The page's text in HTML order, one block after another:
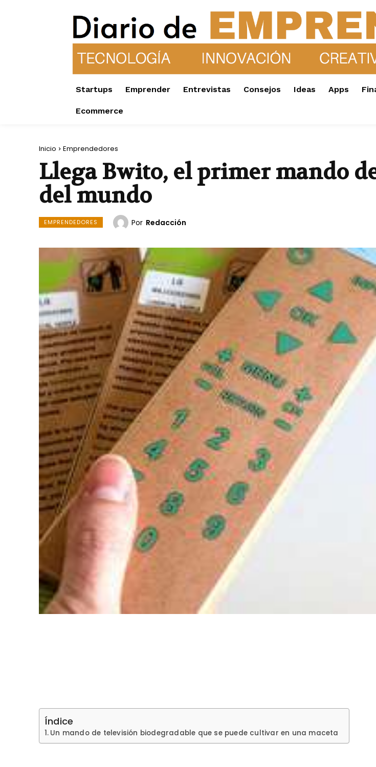
Startups Emprender Entrevistas Consejos Ideas Apps
Ecommerce
Inicio Emprendedores
Llega Bwito, el primer mando
del mundo
EMPRENDEDORES Por Redacción
Índice
Un mando de televisión biodegradable que se puede cultivar en una maceta